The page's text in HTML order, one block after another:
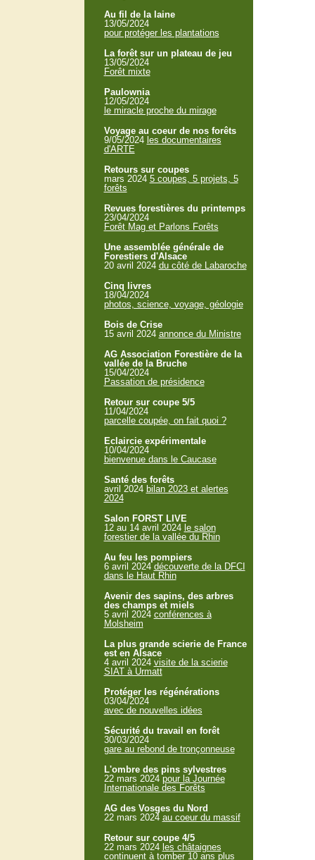
Au fil de la laine
13/05/2024
pour protéger les plantations
La forêt sur un plateau de jeu
13/05/2024
Forêt mixte
Paulownia
12/05/2024
le miracle proche du mirage
Voyage au coeur de nos forêts
9/05/2024 les documentaires
d'ARTE
Retours sur coupes
mars 2024 5 coupes, 5 projets, 5
forêts
Revues forestières du printemps
23/04/2024
Forêt Mag et Parlons Forêts
Une assemblée générale de
Forestiers d'Alsace
20 avril 2024 du côté de Labaroche
Cinq livres
18/04/2024
photos, science, voyage, géologie
Bois de Crise
15 avril 2024 annonce du Ministre
AG Association Forestière de la
vallée de la Bruche
15/04/2024
Passation de présidence
Retour sur coupe 5/5
11/04/2024
parcelle coupée, on fait quoi ?
Eclaircie expérimentale
10/04/2024
bienvenue dans le Caucase
Santé des forêts
avril 2024 bilan 2023 et alertes
2024
Salon FORST LIVE
12 au 14 avril 2024 le salon
forestier de la vallée du Rhin
Au feu les pompiers
6 avril 2024 découverte de la DFCI
dans le Haut Rhin
Avenir des sapins, des arbres
des champs et miels
5 avril 2024 conférences à
Molsheim
La plus grande scierie de France
est en Alsace
4 avril 2024 visite de la scierie
SIAT à Urmatt
Protéger les régénérations
03/04/2024
avec de nouvelles idées
Sécurité du travail en forêt
30/03/2024
gare au rebond de tronçonneuse
L'ombre des pins sylvestres
22 mars 2024 pour la Journée
Internationale des Forêts
AG des Vosges du Nord
22 mars 2024 au coeur du massif
Retour sur coupe 4/5
22 mars 2024 les châtaignes
continuent à tomber 10 ans plus